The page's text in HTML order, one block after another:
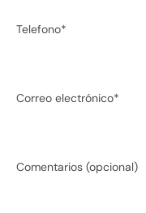
Telefono*
Correo electrónico*
Comentarios (opcional)